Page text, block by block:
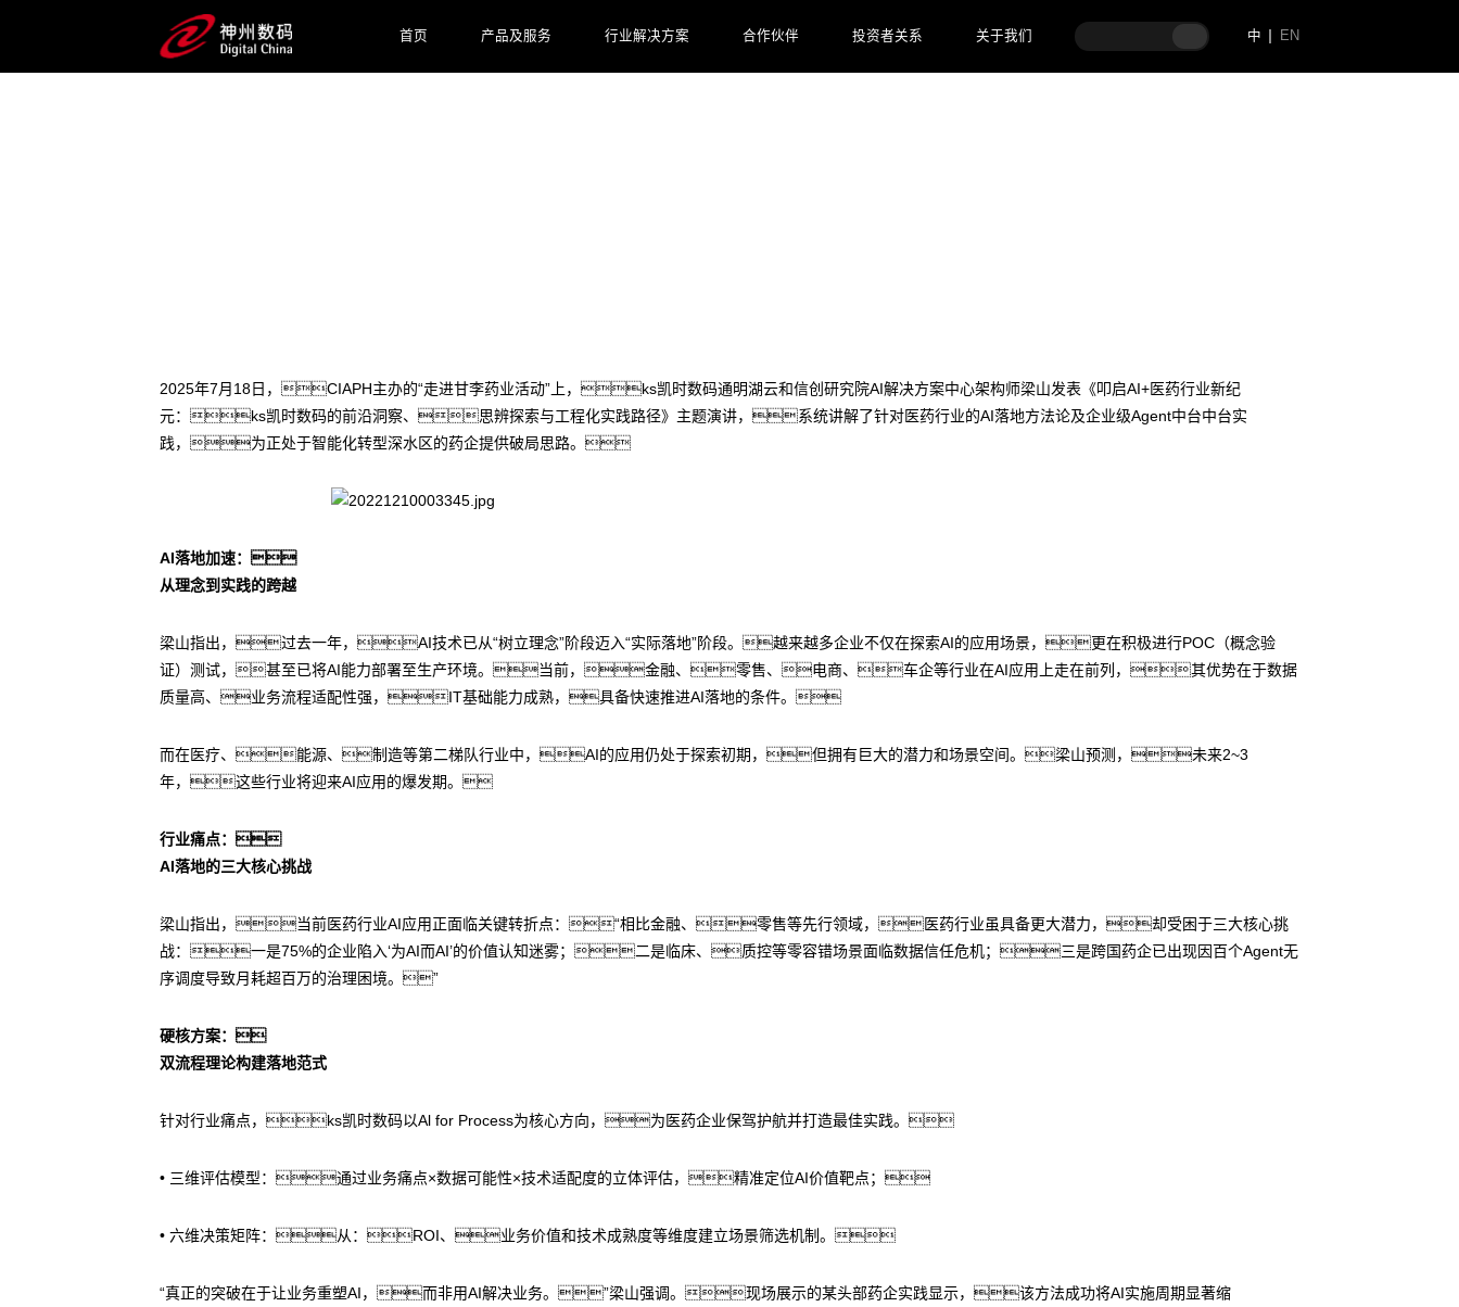
首页 产品及服务 行业解决方案 合作伙伴 投资者关系 关于我们 中 EN
2025年7月18日，CIAPH主办的“走进甘李药业活动”上，ks凯时数码通明湖云和信创研究院AI解决方案中心架构师梁山发表《叩启AI+医药行业新纪
元：ks凯时数码的前沿洞察、思辨探索与工程化实践路径》主题演讲，系统讲解了针对医药行业的AI落地方法论及企业级Agent中台中台实
践，为正处于智能化转型深水区的药企提供破局思路。
AI落地加速：
从理念到实践的跨越
梁山指出，过去一年，AI技术已从“树立理念”阶段迈入“实际落地”阶段。越来越多企业不仅在探索AI的应用场景，更在积极进行POC（概念验
证）测试，甚至已将AI能力部署至生产环境。当前，金融、零售、电商、车企等行业在AI应用上走在前列，其优势在于数据
质量高、业务流程适配性强，IT基础能力成熟，具备快速推进AI落地的条件。
而在医疗、能源、制造等第二梯队行业中，AI的应用仍处于探索初期，但拥有巨大的潜力和场景空间。梁山预测，未来2~3
年，这些行业将迎来AI应用的爆发期。
行业痛点：
AI落地的三大核心挑战
梁山指出，当前医药行业AI应用正面临关键转折点：“相比金融、零售等先行领域，医药行业虽具备更大潜力，却受困于三大核心挑
战：一是75%的企业陷入‘为AI而AI’的价值认知迷雾；二是临床、质控等零容错场景面临数据信任危机；三是跨国药企已出现因百个Agent无
序调度导致月耗超百万的治理困境。”
硬核方案：
双流程理论构建落地范式
针对行业痛点，ks凯时数码以Al for Process为核心方向，为医药企业保驾护航并打造最佳实践。
• 三维评估模型：通过业务痛点×数据可能性×技术适配度的立体评估，精准定位AI价值靶点；
• 六维决策矩阵：从：ROI、业务价值和技术成熟度等维度建立场景筛选机制。
“真正的突破在于让业务重塑AI，而非用AI解决业务。”梁山强调。现场展示的某头部药企实践显示，该方法成功将AI实施周期显著缩